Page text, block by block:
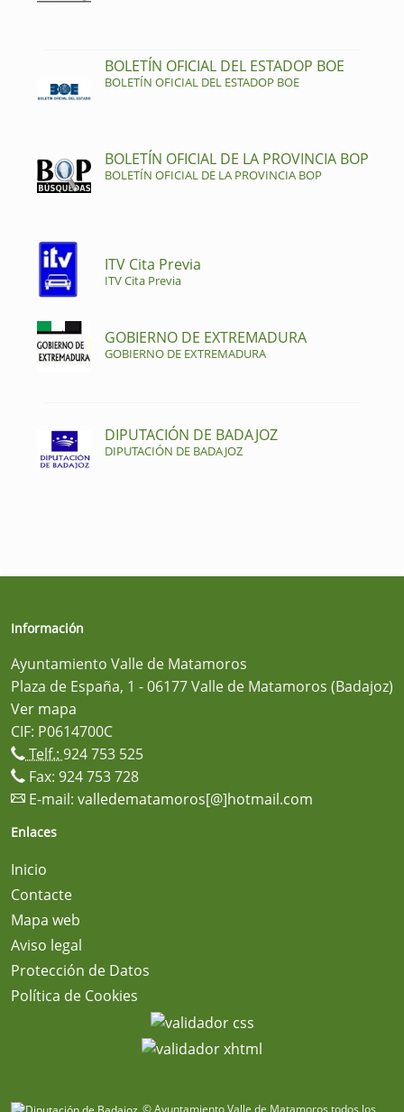
BOLETÍN OFICIAL DEL ESTADOP BOE
BOLETÍN OFICIAL DEL ESTADOP BOE
BOLETÍN OFICIAL DE LA PROVINCIA BOP
BOLETÍN OFICIAL DE LA PROVINCIA BOP
ITV Cita Previa
ITV Cita Previa
GOBIERNO DE EXTREMADURA
GOBIERNO DE EXTREMADURA
DIPUTACIÓN DE BADAJOZ
DIPUTACIÓN DE BADAJOZ
Información
Ayuntamiento Valle de Matamoros
Plaza de España, 1 - 06177 Valle de Matamoros (Badajoz)
Ver mapa
CIF: P0614700C
Telf.: 924 753 525
Fax: 924 753 728
E-mail: valledematamoros[@]hotmail.com
Enlaces
Inicio
Contacte
Mapa web
Aviso legal
Protección de Datos
Política de Cookies